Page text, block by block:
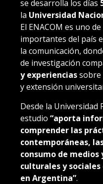
se desarrolla los días
la Universidad
El ENACOM es uno
importantes del país
la comunicación,
de investigación
y experienciassobre
y extensión
Desde la Universidad
estudio “aporta
comprender las
contemporáneas,
consumo de medios
culturales y
en Argentina”.